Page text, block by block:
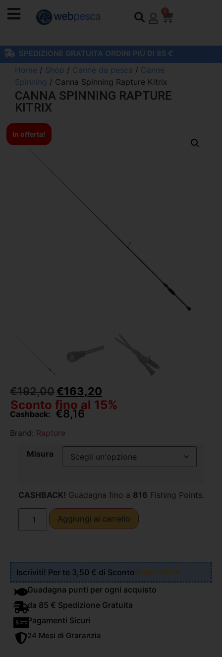
0
SPEDIZIONE GRATUITA ORDINI PIÙ DI 85 €
Home / Shop / Canne da pesca / Canne
Spinning / Canna Spinning Rapture Kitrix
CANNA SPINNING RAPTURE
KITRIX
In offerta!
€192,00€163,20
Sconto fino al 15%
Cashback: €8,16
Brand: Rapture
Misura
CASHBACK! Guadagna fino a 816 Fishing Points.
Aggiungi al carrello
Iscriviti! Per te 3,50 € di ScontoScopri Come!
Guadagna punti per ogni acquisto
da 85 € Spedizione Gratuita
Pagamenti Sicuri
24 Mesi di Graranzia